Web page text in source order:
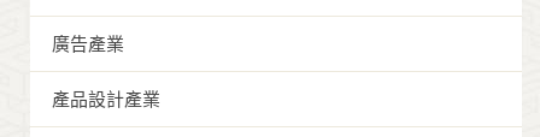
廣告產業
產品設計產業